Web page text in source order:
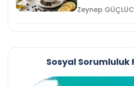
Zeynep
Sosyal Sorumluluk